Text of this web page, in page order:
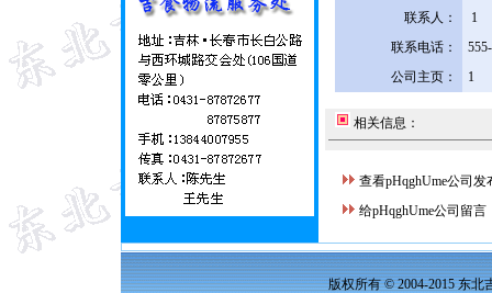
联系人：
1
联系电话：
公司主页：
1
相关信息：
查看pHqghUme公司发
给pHqghUme公司留言
版权所有 © 2004-2015 东北